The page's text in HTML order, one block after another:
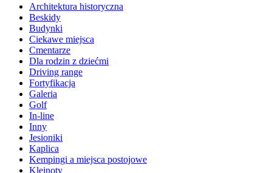
Architektura historyczna
Beskidy
Budynki
Ciekawe miejsca
Cmentarze
Dla rodzin z dziećmi
Driving range
Fortyfikacja
Galeria
Golf
In-line
Inny
Jesioniki
Kaplica
Kempingi a miejsca postojowe
Klejnoty